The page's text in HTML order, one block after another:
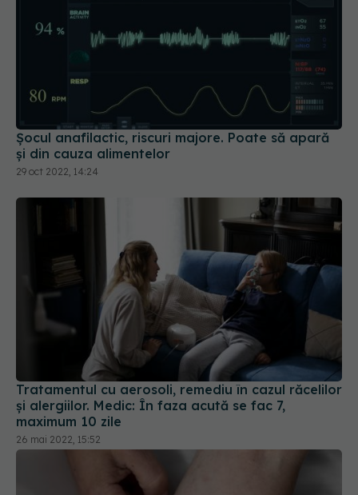
Şocul anafilactic, riscuri majore. Poate să apară
și din cauza alimentelor
29 oct 2022, 14:24
Tratamentul cu aerosoli, remediu în cazul răcelilor
și alergiilor. Medic: În faza acută se fac 7,
maximum 10 zile
26 mai 2022, 15:52